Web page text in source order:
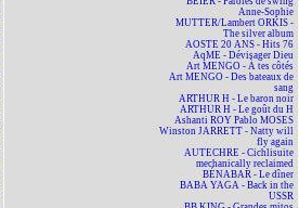
Anne-Sophie
MUTTER/Lambert ORKIS -
The silver album
AOSTE 20 ANS - Hits 76
AqME - Dévisager Dieu
Art MENGO - À tes côtés
Art MENGO - Des bateaux de
sang
ARTHUR H - Le baron noir
ARTHUR H - Le goût du H
Ashanti ROY Pablo MOSES
Winston JARRETT - Natty will
fly again
AUTECHRE - Cichlisuite
mechanically reclaimed
BÉNABAR - Le dîner
BABA YAGA - Back in the
USSR